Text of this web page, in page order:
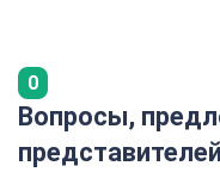
0
Вопросы,